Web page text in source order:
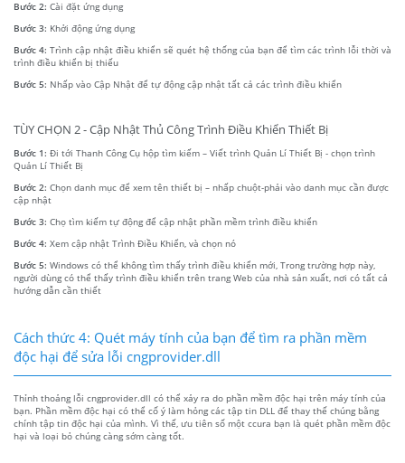
Bước 2: Cài đặt ứng dụng
Bước 3: Khởi động ứng dụng
Bước 4: Trình cập nhật điều khiển sẽ quét hệ thống của bạn để tìm các trình lỗi thời và
trình điều khiển bị thiếu
Bước 5: Nhấp vào Cập Nhật để tự động cập nhật tất cả các trình điều khiển
TÙY CHỌN 2 - Cập Nhật Thủ Công Trình Điều Khiển Thiết Bị
Bước 1: Đi tới Thanh Công Cụ hộp tìm kiếm – Viết trình Quản Lí Thiết Bị - chọn trình
Quản Lí Thiết Bị
Bước 2: Chọn danh mục để xem tên thiết bị – nhấp chuột-phải vào danh mục cần được
cập nhật
Bước 3: Chọ tìm kiếm tự động để cập nhật phần mềm trình điều khiển
Bước 4: Xem cập nhật Trình Điều Khiển, và chọn nó
Bước 5: Windows có thể không tìm thấy trình điều khiển mới, Trong trường hợp này,
người dùng có thể thấy trình điều khiển trên trang Web của nhà sản xuất, nơi có tất cả
hướng dẫn cần thiết
Cách thức 4: Quét máy tính của bạn để tìm ra phần mềm
độc hại để sửa lỗi cngprovider.dll
Thỉnh thoảng lỗi cngprovider.dll có thể xảy ra do phần mềm độc hại trên máy tính của
bạn. Phần mềm độc hại có thể cố ý làm hỏng các tập tin DLL để thay thế chúng bằng
chính tập tin độc hại của mình. Vì thế, ưu tiên số một ccura bạn là quét phần mềm độc
hại và loại bỏ chúng càng sớm càng tốt.